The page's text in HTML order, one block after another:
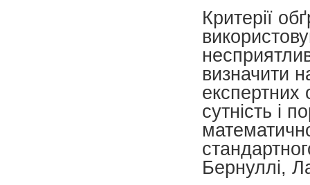
Критерії
визначити
експертних
сутність і
Бернуллі,